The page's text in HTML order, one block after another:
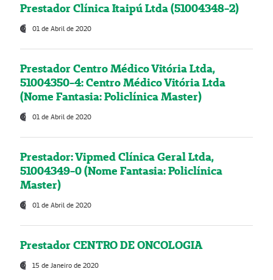
Prestador Clínica Itaipú Ltda (51004348-2)
01 de Abril de 2020
Prestador Centro Médico Vitória Ltda,
51004350-4: Centro Médico Vitória Ltda
(Nome Fantasia: Policlínica Master)
01 de Abril de 2020
Prestador: Vipmed Clínica Geral Ltda,
51004349-0 (Nome Fantasia: Policlínica
Master)
01 de Abril de 2020
Prestador CENTRO DE ONCOLOGIA
15 de Janeiro de 2020